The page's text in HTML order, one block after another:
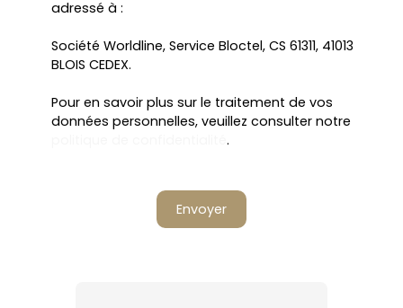
adressé à :
Société Worldline, Service Bloctel, CS 61311, 41013
BLOIS CEDEX.
Pour en savoir plus sur le traitement de vos
données personnelles, veuillez consulter notre
.
Envoyer